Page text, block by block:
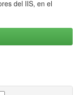
del IIS, en el